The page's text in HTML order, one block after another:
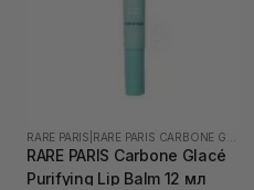
RARE PARIS RARE PARIS CARBONE GLACE
RARE PARIS Carbone Glacé
Purifying Lip Balm 12 мл